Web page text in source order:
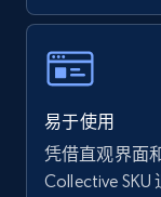
Walmart -
specific
URL, Final
more.
易于使用
凭借直观界面
Collective